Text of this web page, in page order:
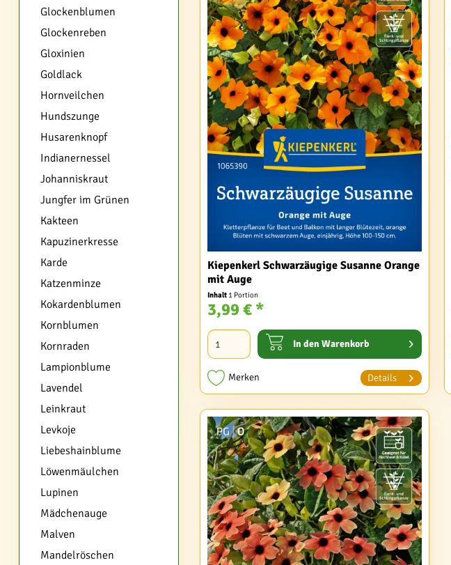
Glockenblumen
Glockenreben
Gloxinien
Goldlack
Hornveilchen
Hundszunge
Husarenknopf
Indianernessel
Johanniskraut
Jungfer im Grünen
Kakteen
Kapuzinerkresse
Karde
Katzenminze
Kokardenblumen
Kornblumen
Kornraden
Lampionblume
Lavendel
Leinkraut
Levkoje
Liebeshainblume
Löwenmäulchen
Lupinen
Mädchenauge
Malven
Mandelröschen
Kiepenkerl Schwarzäugige Susanne Orange
mit Auge
Inhalt 1 Portion
3,99 € *
In den Warenkorb
Merken Details